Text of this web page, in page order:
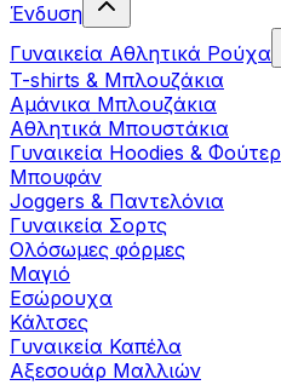
Ένδυση
Γυναικεία Αθλητικά Ρούχα
T-shirts & Μπλουζάκια
Αμάνικα Μπλουζάκια
Aθλητικά Μπουστάκια
Γυναικεία Hoodies & Φούτερ
Μπουφάν
Joggers & Παντελόνια
Γυναικεία Σορτς
Ολόσωμες φόρμες
Μαγιό
Εσώρουχα
Κάλτσες
Γυναικεία Καπέλα
Αξεσουάρ Μαλλιών